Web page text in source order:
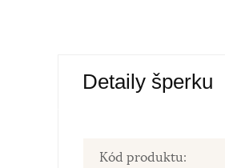
Detaily šperku
Kód produktu: